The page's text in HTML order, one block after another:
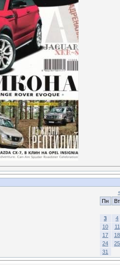
Пн
Вт
3
4
10
11
17
18
24
25
31